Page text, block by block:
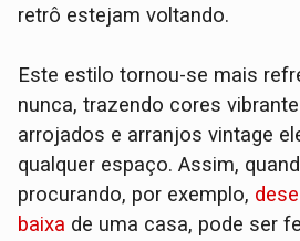
retrô estejam voltando.
Este estilo tornou-se mais
nunca, trazendo cores
arrojados e arranjos vintage
qualquer espaço. Assim,
procurando, por exemplo,
baixa de uma casa, pode ser